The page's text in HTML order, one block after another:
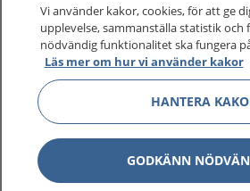
1177–tryggt om din
På 1177.se får du råd om hälsa
sjukdomar och vilka mottagningar
Logga in för att läsa din journal
vårdärenden. Ring
sjukvårdsrådgivning dygnet runt.
1177 ger dig råd när du vill må
Vi använder kakor, cookies, för att ge
upplevelse, sammanställa statistik och
nödvändig funktionalitet ska fungera
Läs mer om hur vi använder kakor
HANTERA
GODKÄNN